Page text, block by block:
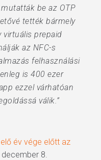
be az OTP
tették bármely
virtuális prepaid
az NFC-s
felhasználási
is 400 ezer
ezzel várhatóan
válik.”
év vége előtt az
december 8.